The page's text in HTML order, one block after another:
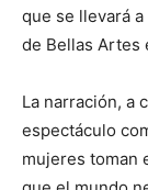
que se llevará
de Bellas Artes
La narración, a
espectáculo
mujeres toman